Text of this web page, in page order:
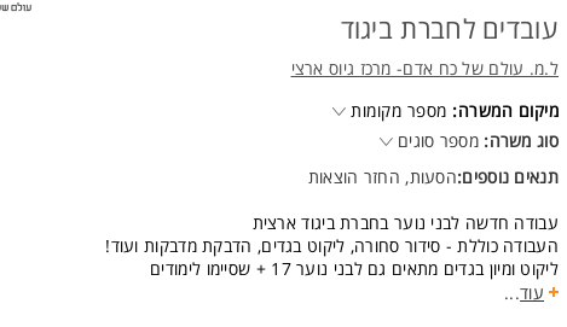
עובדים לחברת ביגוד
ל.מ. עולם של כח אדם- מרכז גיוס ארצי
מיקום המשרה: מספר מקומות
סוג משרה: מספר סוגים
תנאים נוספים:הסעות, החזר הוצאות
עבודה חדשה לבני נוער בחברת ביגוד ארצית
העבודה כוללת - סידור סחורה, ליקוט בגדים, הדבקת מדבקות ועוד!
ליקוט ומיון בגדים מתאים גם לבני נוער 17 + שסיימו לימודים
עוד...